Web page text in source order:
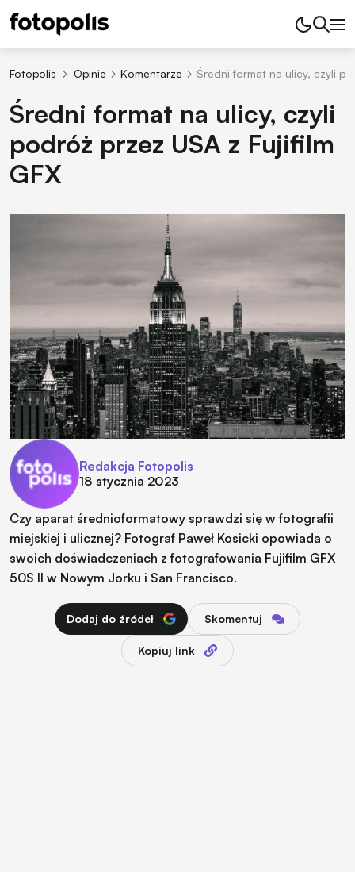
Fotopolis Opinie Komentarze Średni format na ulicy, czyli
Średni format na ulicy, czyli
podróż przez USA z Fujifilm
GFX
Redakcja Fotopolis
18 stycznia 2023
Czy aparat średnioformatowy sprawdzi się w fotografii
miejskiej i ulicznej? Fotograf Paweł Kosicki opowiada o
swoich doświadczeniach z fotografowania Fujifilm GFX
50S II w Nowym Jorku i San Francisco.
Dodaj do źródeł Skomentuj
Kopiuj link